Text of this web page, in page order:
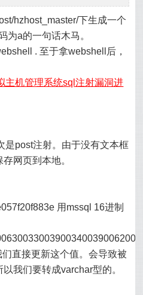
hzhost_master/下生成一个
为a的一句话木马。
. 至于拿webshell后，
主机管理系统sql注射漏洞进
是post注射。由于没有文本框
网页到本地。
用mssql 16进制
直接更新这个值。会导致被
我们要转成varchar型的。